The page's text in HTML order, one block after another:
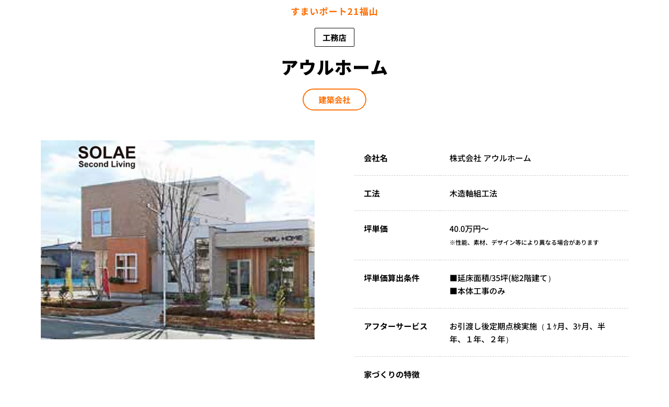
すまいポート21福山
工務店
アウルホーム
建築会社
会社名 株式会社 アウルホーム
工法 木造軸組工法
坪単価 40.0万円～
※性能、素材、デザイン等により異なる場合があります
坪単価算出条件
■延床面積/35坪(総2階建て）
■本体工事のみ
アフターサービス
お引渡し後定期点検実施（１ｹ月、3ｹ月、半
年、１年、２年）
家づくりの特徴